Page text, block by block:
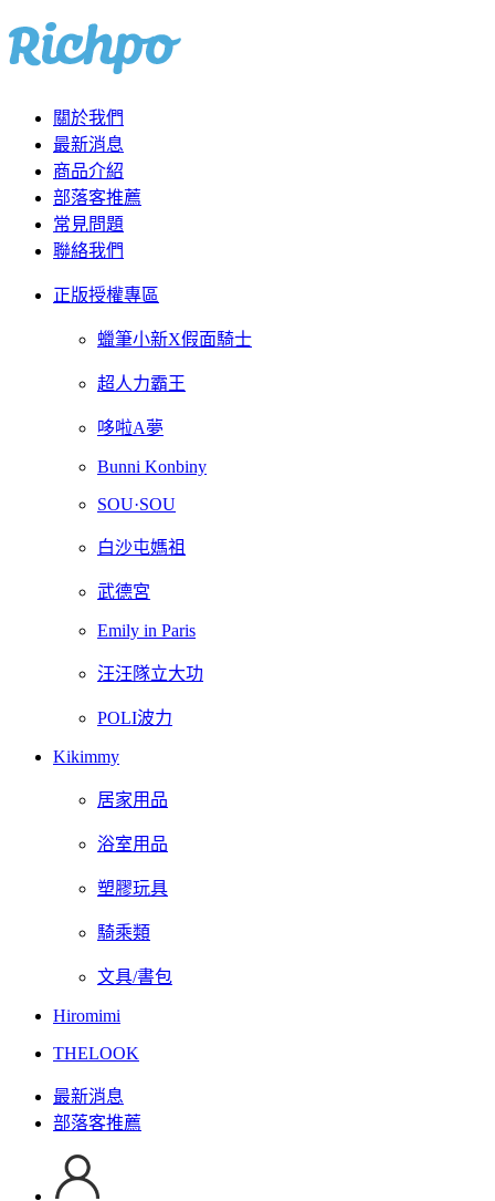
關於我們
最新消息
商品介紹
部落客推薦
常見問題
聯絡我們
正版授權專區
蠟筆小新X假面騎士
超人力霸王
哆啦A夢
Bunni Konbiny
SOU·SOU
白沙屯媽祖
武德宮
Emily in Paris
汪汪隊立大功
POLI波力
Kikimmy
居家用品
浴室用品
塑膠玩具
騎乘類
文具/書包
Hiromimi
THELOOK
最新消息
部落客推薦